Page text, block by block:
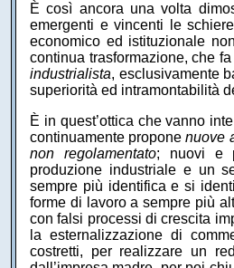
È così ancora una volta
emergenti e vincenti le
economico ed istituzionale
continua trasformazione, che
industrialista, esclusivamente
superiorità ed intramontabilità
È in quest’ottica che vanno
continuamente proponenuove
non regolamentato; nuovi e
produzione industriale e un
sempre più identifica e si
forme di lavoro a sempre più
con falsi processi di crescita
la esternalizzazione di
costretti, per realizzare un